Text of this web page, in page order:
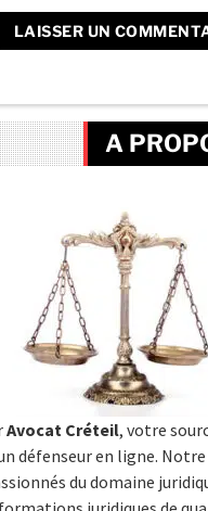
A
Avocat Créteil, votre
défenseur en ligne.
du domaine